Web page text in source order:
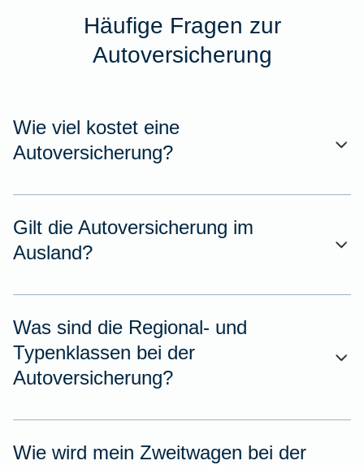
Häufige Fragen zur
Autoversicherung
Wie viel kostet eine
Autoversicherung?
Gilt die Autoversicherung im
Ausland?
Was sind die Regional- und
Typenklassen bei der
Autoversicherung?
Wie wird mein Zweitwagen bei der